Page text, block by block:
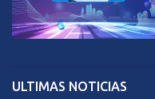
ULTIMAS NOTICIAS